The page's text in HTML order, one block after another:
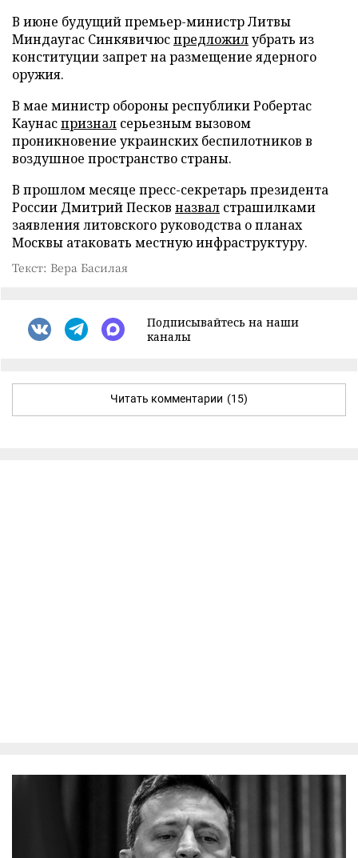
В июне будущий премьер-министр Литвы
Миндаугас Синкявичюспредложилубрать из
конституции запрет на размещение ядерного
оружия.
В мае министр обороны республики Робертас
Каунаспризнал серьезным вызовом
проникновение украинских беспилотников в
воздушное пространство страны.
В прошлом месяце пресс-секретарь президента
России Дмитрий Песков назвал страшилками
заявления литовского руководства о планах
Москвы атаковать местную инфраструктуру.
Текст: Вера Басилая
Подписывайтесь на наши
каналы
Читать комментарии (15)